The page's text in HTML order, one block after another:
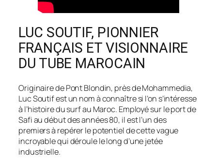
LUC SOUTIF, PIONNIER
FRANÇAIS ET VISIONNAIRE
DU TUBE MAROCAIN
Originaire de Pont Blondin, près de Mohammedia,
Luc Soutif est un nom à connaître si l’on s’intéresse
à l’histoire du surf au Maroc. Employé sur le port de
Safi au début des années 80, il est l’un des
premiers à repérer le potentiel de cette vague
incroyable qui déroule le long d’une jetée
industrielle.